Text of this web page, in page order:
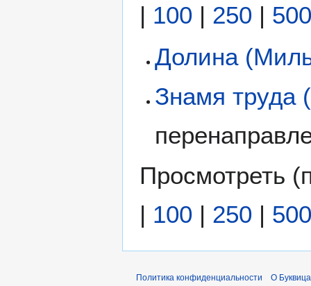
| 100 | 250 | 500
Долина
Знамя труда
Просмотреть (
| 100 | 250 | 500
Политика конфиденциальности О Буквица